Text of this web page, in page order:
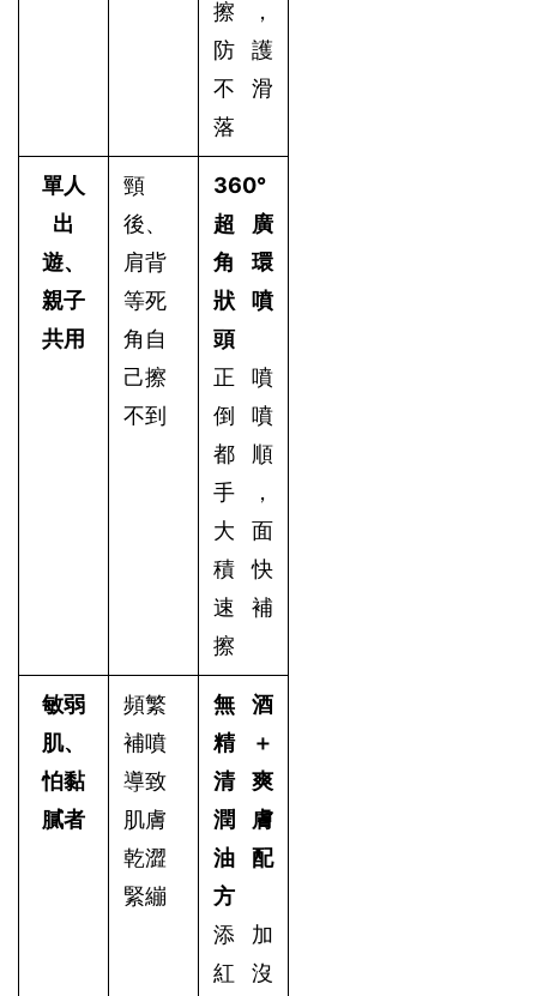
擦，
防護
不滑
落
單人
出
遊、
親子
共用
頸
後、
肩背
等死
角自
己擦
不到
360°
超廣
角環
狀噴
頭
正噴
倒噴
都順
手，
大面
積快
速補
擦
敏弱
肌、
怕黏
膩者
頻繁
補噴
導致
肌膚
乾澀
緊繃
無酒
精＋
清爽
潤膚
油配
方
添加
紅沒